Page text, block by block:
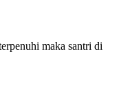
maka santri di